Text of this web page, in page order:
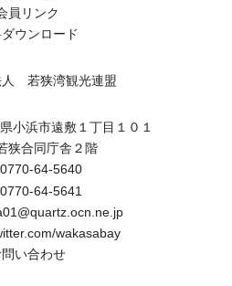
員リンク
ウンロード
人 若狭湾観光連盟
小浜市遠敷１丁目１０１
狭合同庁舎２階
64-5640
64-5641
wakasabay
問い合わせ